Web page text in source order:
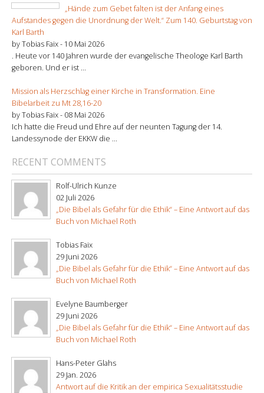
„Hände zum Gebet falten ist der Anfang eines
Aufstandes gegen die Unordnung der Welt.“ Zum 140. Geburtstag von
Karl Barth
by Tobias Faix - 10 Mai 2026
. Heute vor 140 Jahren wurde der evangelische Theologe Karl Barth
geboren. Und er ist ...
Mission als Herzschlag einer Kirche in Transformation. Eine
Bibelarbeit zu Mt 28,16-20
by Tobias Faix - 08 Mai 2026
Ich hatte die Freud und Ehre auf der neunten Tagung der 14.
Landessynode der EKKW die ...
RECENT COMMENTS
Rolf-Ulrich Kunze
02 Juli 2026
„Die Bibel als Gefahr für die Ethik“ – Eine Antwort auf das
Buch von Michael Roth
Tobias Faix
29 Juni 2026
„Die Bibel als Gefahr für die Ethik“ – Eine Antwort auf das
Buch von Michael Roth
Evelyne Baumberger
29 Juni 2026
„Die Bibel als Gefahr für die Ethik“ – Eine Antwort auf das
Buch von Michael Roth
Hans-Peter Glahs
29 Jan. 2026
Antwort auf die Kritik an der empirica Sexualitätsstudie